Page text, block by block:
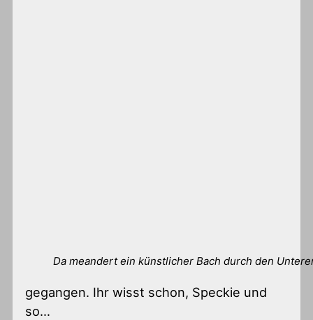
Da meandert ein künstlicher Bach durch den
gegangen. Ihr wisst schon, Speckie und
so…